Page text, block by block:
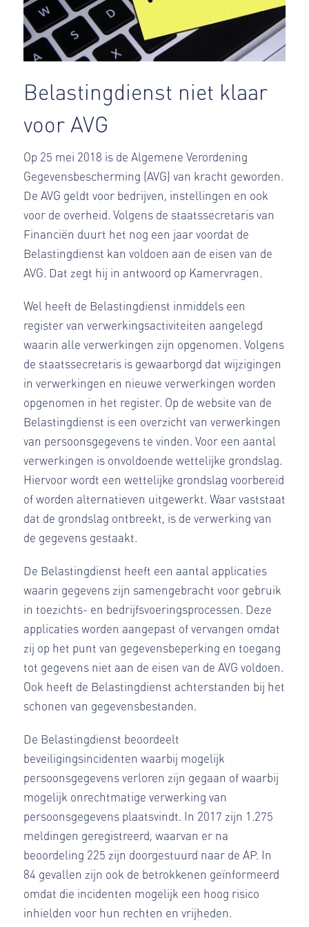
Belastingdienst niet klaar
voor AVG
Op 25 mei 2018 is de Algemene Verordening
Gegevensbescherming (AVG) van kracht geworden.
De AVG geldt voor bedrijven, instellingen en ook
voor de overheid. Volgens de staatssecretaris van
Financiën duurt het nog een jaar voordat de
Belastingdienst kan voldoen aan de eisen van de
AVG. Dat zegt hij in antwoord op Kamervragen.
Wel heeft de Belastingdienst inmiddels een
register van verwerkingsactiviteiten aangelegd
waarin alle verwerkingen zijn opgenomen. Volgens
de staatssecretaris is gewaarborgd dat wijzigingen
in verwerkingen en nieuwe verwerkingen worden
opgenomen in het register. Op de website van de
Belastingdienst is een overzicht van verwerkingen
van persoonsgegevens te vinden. Voor een aantal
verwerkingen is onvoldoende wettelijke grondslag.
Hiervoor wordt een wettelijke grondslag voorbereid
of worden alternatieven uitgewerkt. Waar vaststaat
dat de grondslag ontbreekt, is de verwerking van
de gegevens gestaakt.
De Belastingdienst heeft een aantal applicaties
waarin gegevens zijn samengebracht voor gebruik
in toezichts- en bedrijfsvoeringsprocessen. Deze
applicaties worden aangepast of vervangen omdat
zij op het punt van gegevensbeperking en toegang
tot gegevens niet aan de eisen van de AVG voldoen.
Ook heeft de Belastingdienst achterstanden bij het
schonen van gegevensbestanden.
De Belastingdienst beoordeelt
beveiligingsincidenten waarbij mogelijk
persoonsgegevens verloren zijn gegaan of waarbij
mogelijk onrechtmatige verwerking van
persoonsgegevens plaatsvindt. In 2017 zijn 1.275
meldingen geregistreerd, waarvan er na
beoordeling 225 zijn doorgestuurd naar de AP. In
84 gevallen zijn ook de betrokkenen geïnformeerd
omdat die incidenten mogelijk een hoog risico
inhielden voor hun rechten en vrijheden.